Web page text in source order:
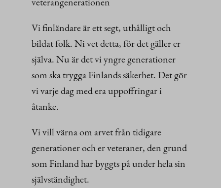
Vi finländare är ett segt, uthålligt och
bildat folk. Ni vet detta, för det gäller er
själva. Nu är det vi yngre generationer
som ska trygga Finlands säkerhet. Det gör
vi varje dag med era uppoffringar i
åtanke.
Vi vill värna om arvet från tidigare
generationer och er veteraner, den grund
som Finland har byggts på under hela sin
självständighet.